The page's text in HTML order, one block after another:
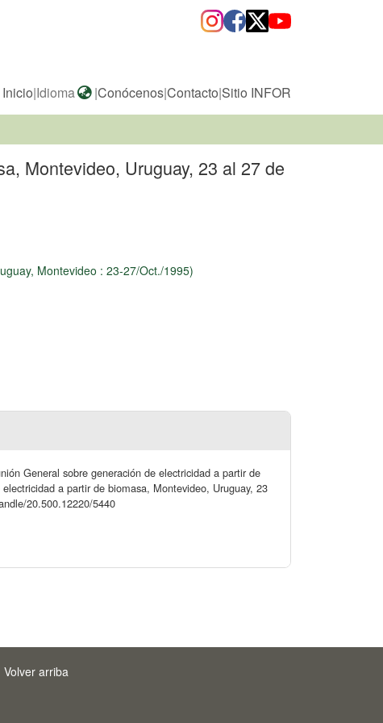
Inicio|Idioma |Conócenos|Contacto|Sitio INFOR
Montevideo, Uruguay, 23 al 27 de
Montevideo : 23-27/Oct./1995)
General sobre generación de electricidad a partir de
a partir de biomasa, Montevideo, Uruguay, 23
20.500.12220/5440
Volver arriba